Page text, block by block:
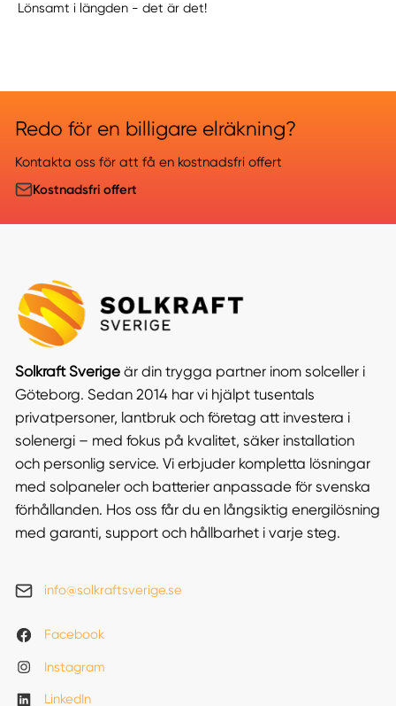
Lönsamt i längden - det är det!
Redo för en billigare elräkning?
Kontakta oss för att få en kostnadsfri offert
Kostnadsfri offert
Solkraft Sverigeär din trygga partner inom solceller i
Göteborg. Sedan 2014 har vi hjälpt tusentals
privatpersoner, lantbruk och företag att investera i
solenergi – med fokus på kvalitet, säker installation
och personlig service. Vi erbjuder kompletta lösningar
med solpaneler och batterier anpassade för svenska
förhållanden. Hos oss får du en långsiktig energilösning
med garanti, support och hållbarhet i varje steg.
info@solkraftsverige.se
Facebook
Instagram
LinkedIn